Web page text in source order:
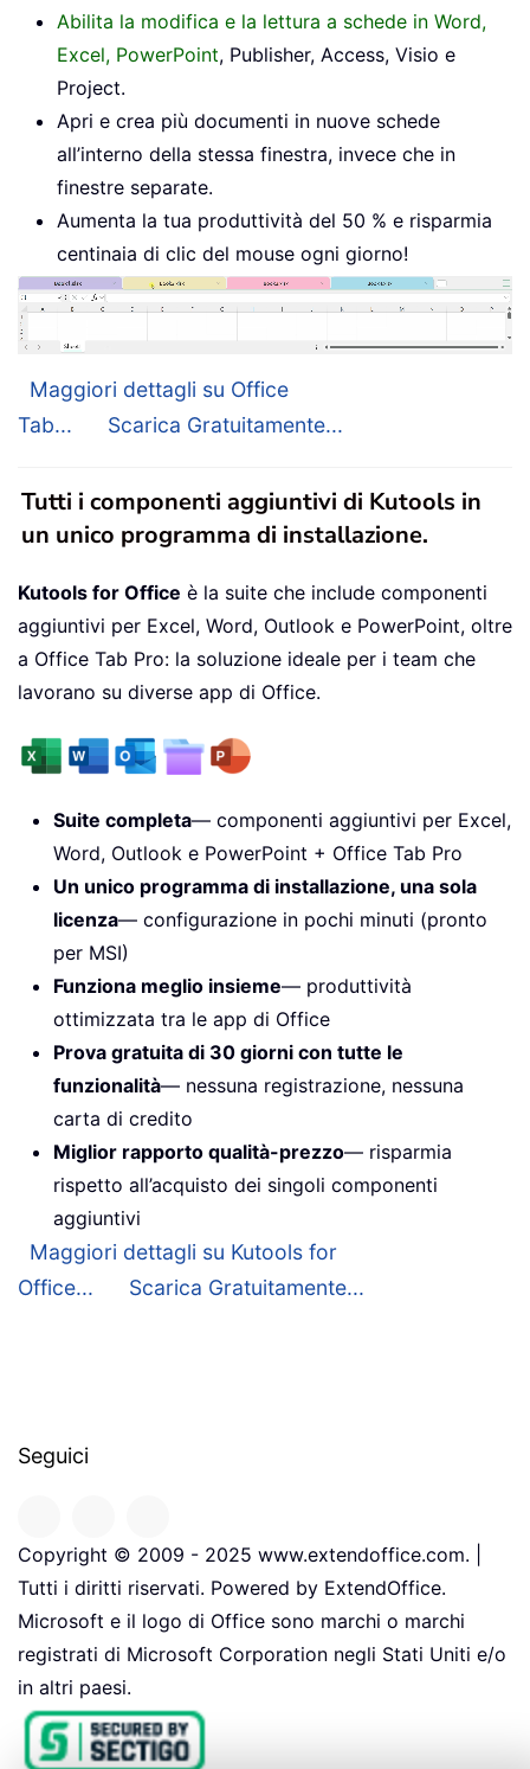
Abilita la modifica e la lettura a schede in Word,
Excel, PowerPoint, Publisher, Access, Visio e
Project.
Apri e crea più documenti in nuove schede
all’interno della stessa finestra, invece che in
finestre separate.
Aumenta la tua produttività del 50 % e risparmia
centinaia di clic del mouse ogni giorno!
Maggiori dettagli su Office
Tab...
Scarica Gratuitamente...
Tutti i componenti aggiuntivi di Kutools in
un unico programma di installazione.
Kutools for Office è la suite che include componenti
aggiuntivi per Excel, Word, Outlook e PowerPoint, oltre
a Office Tab Pro: la soluzione ideale per i team che
lavorano su diverse app di Office.
Suite completa— componenti aggiuntivi per Excel,
Word, Outlook e PowerPoint + Office Tab Pro
Un unico programma di installazione, una sola
licenza— configurazione in pochi minuti (pronto
per MSI)
Funziona meglio insieme— produttività
ottimizzata tra le app di Office
Prova gratuita di 30 giorni con tutte le
funzionalità— nessuna registrazione, nessuna
carta di credito
Miglior rapporto qualità-prezzo— risparmia
rispetto all’acquisto dei singoli componenti
aggiuntivi
Maggiori dettagli su Kutools for
Office...
Scarica Gratuitamente...
Seguici
Copyright © 2009 - 2025 www.extendoffice.com. |
Tutti i diritti riservati. Powered by ExtendOffice.
Microsoft e il logo di Office sono marchi o marchi
registrati di Microsoft Corporation negli Stati Uniti e/o
in altri paesi.